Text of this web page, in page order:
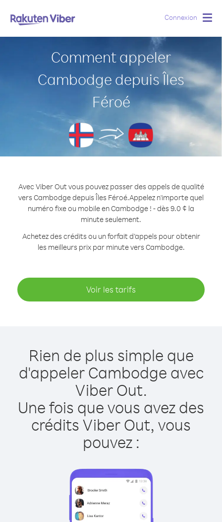
Connexion
Comment appeler
Cambodge depuis Îles
Féroé
Avec Viber Out vous pouvez passer des appels de qualité
vers Cambodge depuis Îles Féroé.Appelez n'importe quel
numéro fixe ou mobile en Cambodge ! - dès 9.0 ¢ la
minute seulement.
Achetez des crédits ou un forfait d’appels pour obtenir
les meilleurs prix par minute vers Cambodge.
Voir les tarifs
Rien de plus simple que
d'appeler Cambodge avec
Viber Out.
Une fois que vous avez des
crédits Viber Out, vous
pouvez :